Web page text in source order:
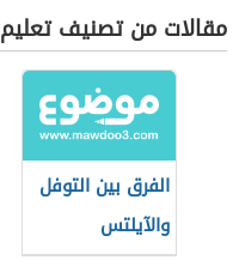
مقالات من تصنيف تعليم
الفرق بين التوفل
والآيلتس